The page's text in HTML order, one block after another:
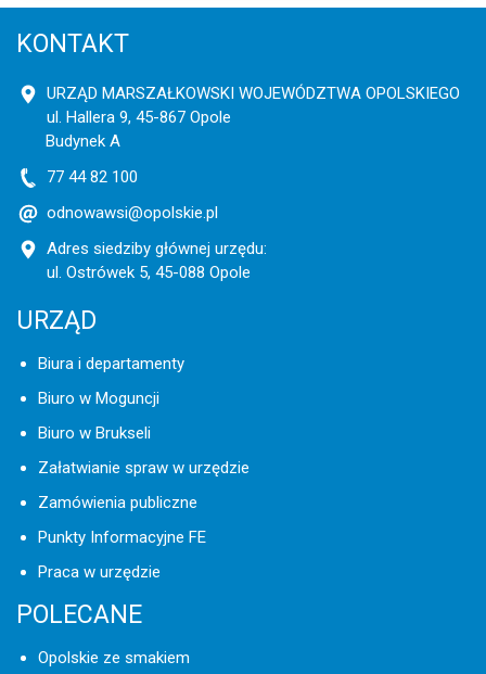
KONTAKT
URZĄD MARSZAŁKOWSKI WOJEWÓDZTWA OPOLSKIEGO
ul. Hallera 9, 45-867 Opole
Budynek A
77 44 82 100
odnowawsi@opolskie.pl
Adres siedziby głównej urzędu:
ul. Ostrówek 5, 45-088 Opole
URZĄD
Biura i departamenty
Biuro w Moguncji
Biuro w Brukseli
Załatwianie spraw w urzędzie
Zamówienia publiczne
Punkty Informacyjne FE
Praca w urzędzie
POLECANE
Opolskie ze smakiem